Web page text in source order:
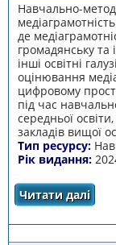
Навчально-
де
громадянську
інші освітні
оцінювання
цифровому
під час
середньої
закладів вищої
Тип ресурсу:
Рік видання:
Читати далі